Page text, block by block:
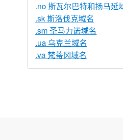
.no 斯瓦尔巴特和扬马延
.sk 斯洛伐克域名
.sm 圣马力诺域名
.ua 乌克兰域名
.va 梵蒂冈域名